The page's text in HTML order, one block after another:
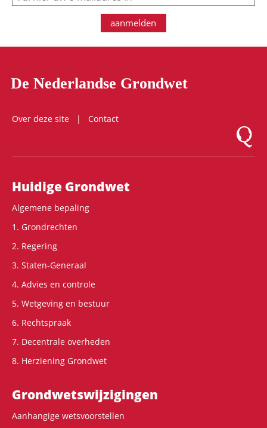
aanmelden
De Nederlandse Grondwet
Over deze site
Contact
Logo
Hoofdnavigatie
Huidige Grondwet
Algemene bepaling
1. Grondrechten
2. Regering
3. Staten-Generaal
4. Advies en controle
5. Wetgeving en bestuur
6. Rechtspraak
7. Decentrale overheden
8. Herziening Grondwet
Grondwets­wijzigingen
Aanhangige wetsvoorstellen